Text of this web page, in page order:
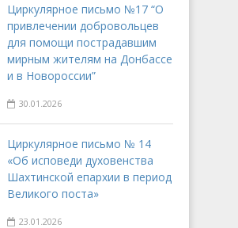
Циркулярное письмо №17 “О
привлечении добровольцев
для помощи пострадавшим
мирным жителям на Донбассе
и в Новороссии”
30.01.2026
Циркулярное письмо № 14
«Об исповеди духовенства
Шахтинской епархии в период
Великого поста»
23.01.2026